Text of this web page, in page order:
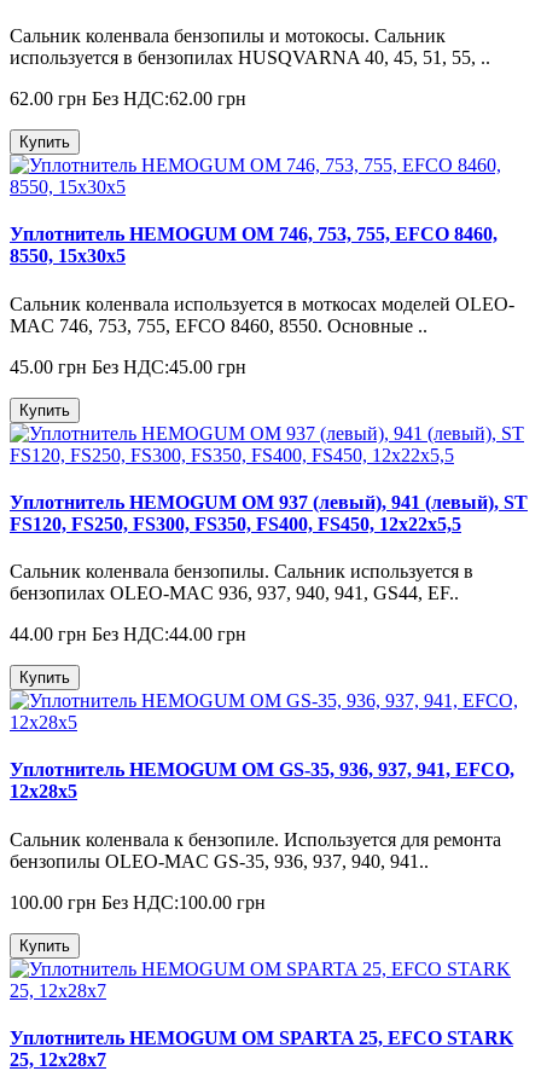
Сальник коленвала бензопилы и мотокосы. Сальник
используется в бензопилах HUSQVARNA 40, 45, 51, 55, ..
62.00 грн Без НДС:62.00 грн
Купить
Уплотнитель HEMOGUM OM 746, 753, 755, EFCO 8460,
8550, 15x30x5
Сальник коленвала используется в моткосах моделей OLEO-
MAC 746, 753, 755, EFCO 8460, 8550. Основные ..
45.00 грн Без НДС:45.00 грн
Купить
Уплотнитель HEMOGUM OM 937 (левый), 941 (левый), ST
FS120, FS250, FS300, FS350, FS400, FS450, 12x22x5,5
Сальник коленвала бензопилы. Сальник используется в
бензопилах OLEO-MAC 936, 937, 940, 941, GS44, EF..
44.00 грн Без НДС:44.00 грн
Купить
Уплотнитель HEMOGUM OM GS-35, 936, 937, 941, EFCO,
12x28x5
Сальник коленвала к бензопиле. Используется для ремонта
бензопилы OLEO-MAC GS-35, 936, 937, 940, 941..
100.00 грн Без НДС:100.00 грн
Купить
Уплотнитель HEMOGUM OM SPARTA 25, EFCO STARK
25, 12x28x7